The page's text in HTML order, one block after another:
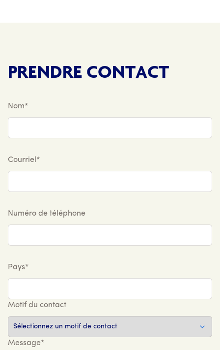
PRENDRE CONTACT
Nom*
Courriel*
Numéro de téléphone
Pays*
Motif du contact
Message*